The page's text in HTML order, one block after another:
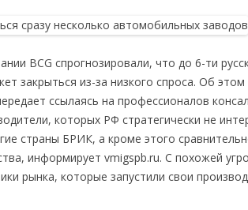
BCG спрогнозировали, что до 6-ти
закрыться из-за низкого спроса. Об этом
ссылаясь на профессионалов
которых РФ стратегически не
страны БРИК, а кроме этого
информирует vmigspb.ru. С похожей
рынка, которые запустили свои